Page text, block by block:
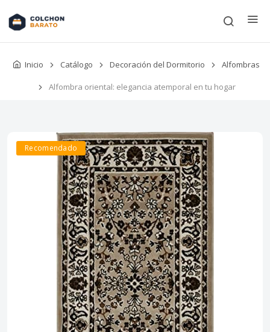
Inicio Catálogo Decoración del Dormitorio Alfombras
Alfombra oriental: elegancia atemporal en tu hogar
Recomendado